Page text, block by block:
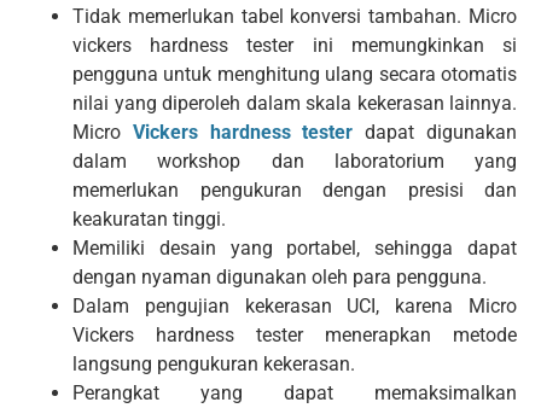
Tidak memerlukan tabel konversi tambahan. Micro
vickers hardness tester ini memungkinkan si
pengguna untuk menghitung ulang secara otomatis
nilai yang diperoleh dalam skala kekerasan lainnya.
Micro Vickers hardness tester dapat digunakan
dalam workshop dan laboratorium yang
memerlukan pengukuran dengan presisi dan
keakuratan tinggi.
Memiliki desain yang portabel, sehingga dapat
dengan nyaman digunakan oleh para pengguna.
Dalam pengujian kekerasan UCI, karena Micro
Vickers hardness tester menerapkan metode
langsung pengukuran kekerasan.
Perangkat yang dapat memaksimalkan